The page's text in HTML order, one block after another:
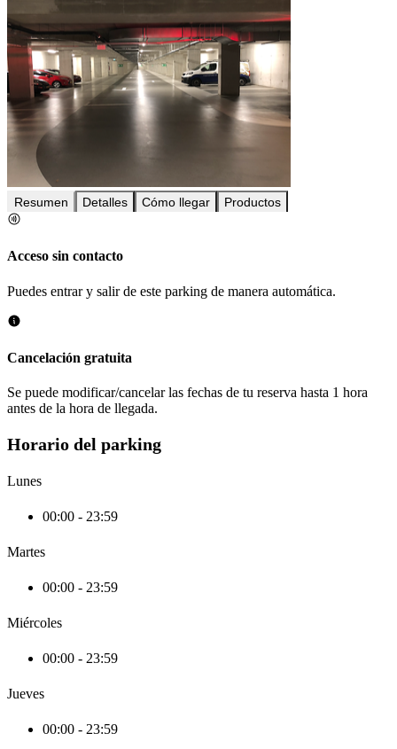
Resumen Detalles Cómo llegar Productos
Acceso sin contacto
Puedes entrar y salir de este parking de manera automática.
Cancelación gratuita
Se puede modificar/cancelar las fechas de tu reserva hasta 1 hora
antes de la hora de llegada.
Horario del parking
Lunes
00:00 - 23:59
Martes
00:00 - 23:59
Miércoles
00:00 - 23:59
Jueves
00:00 - 23:59